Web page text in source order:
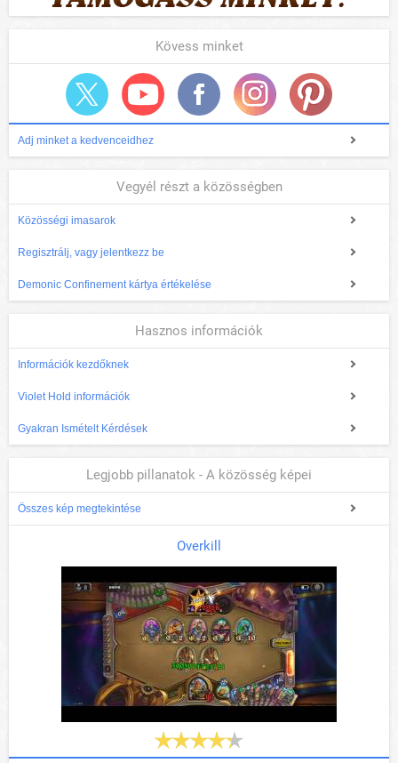
Kövess minket
Adj minket a kedvenceidhez
Vegyél részt a közösségben
Közösségi imasarok
Regisztrálj, vagy jelentkezz be
Demonic Confinement kártya értékelése
Hasznos információk
Információk kezdőknek
Violet Hold információk
Gyakran Ismételt Kérdések
Legjobb pillanatok - A közösség képei
Összes kép megtekintése
Overkill